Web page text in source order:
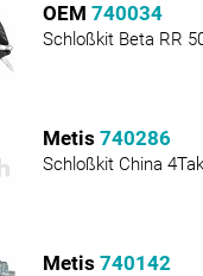
OEM 740034
Schloßkit Beta RR
Metis 740286
Schloßkit China
Metis 740142